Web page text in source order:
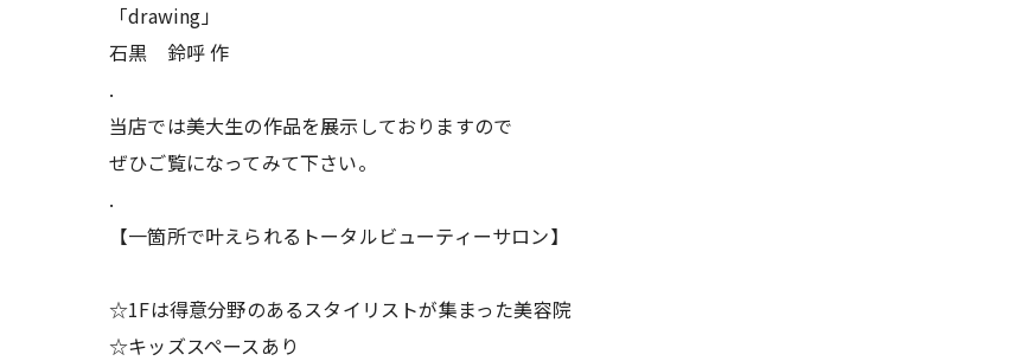
「drawing」
石黒 鈴呼 作
.
当店では美大生の作品を展示しておりますので
ぜひご覧になってみて下さい。
.
【一箇所で叶えられるトータルビューティーサロン】
☆1Fは得意分野のあるスタイリストが集まった美容院
☆キッズスペースあり